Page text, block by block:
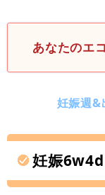
あなたのエ
妊娠週&
妊娠6w4d